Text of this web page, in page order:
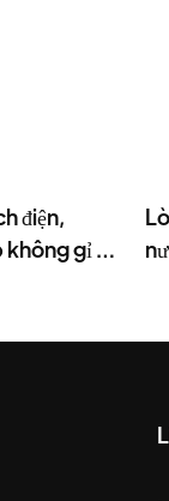
điện,
không gỉ -